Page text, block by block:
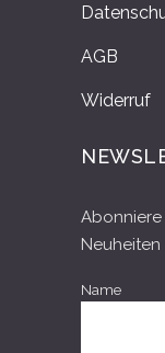
AGB
Widerruf
Abonniere
Neuheiten
Name